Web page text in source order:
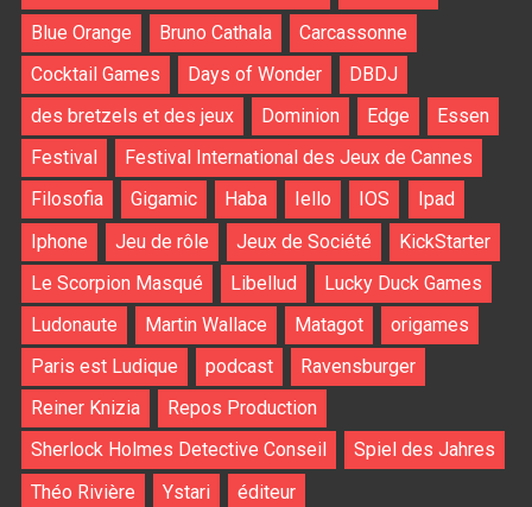
Blue Orange
Bruno Cathala
Carcassonne
Cocktail Games
Days of Wonder
DBDJ
des bretzels et des jeux
Dominion Edge
Essen
Festival
Festival International des Jeux de Cannes
Filosofia
Gigamic Haba Iello IOS
Ipad
Iphone
Jeu de rôle Jeux de Société
KickStarter
Le Scorpion Masqué
Libellud
Lucky Duck Games
Ludonaute
Martin Wallace Matagot
origames
Paris est Ludique
podcast
Ravensburger
Reiner Knizia
Repos Production
Sherlock Holmes Detective Conseil
Spiel des Jahres
Théo Rivière
Ystari éditeur